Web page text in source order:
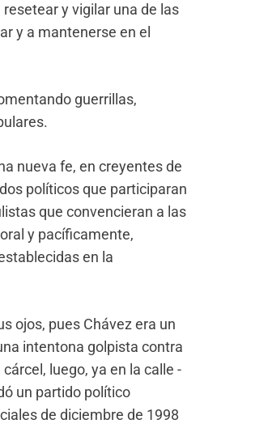
resetear y vigilar una de las
y a mantenerse en el
guerrillas,
nueva fe, en creyentes de
políticos que participaran
que convencieran a las
y pacíficamente,
en la
ojos, pues Chávez era un
intentona golpista contra
luego, ya en la calle -
un partido político
de diciembre de 1998